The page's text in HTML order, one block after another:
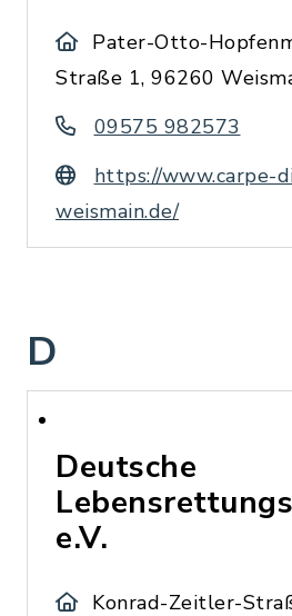
Pater-Otto-
Straße 1, 96260
09575 982573
https://www.carpe-
weismain.de/
D
Deutsche
e.V.
Konrad-Zeitler-